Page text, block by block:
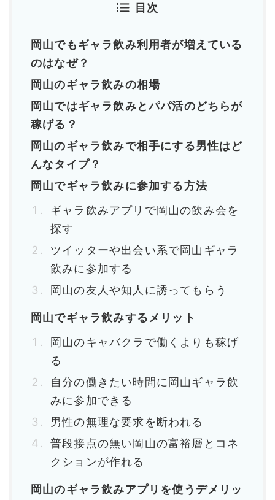
目次
岡山でもギャラ飲み利用者が増えている
のはなぜ？
岡山のギャラ飲みの相場
岡山ではギャラ飲みとパパ活のどちらが
稼げる？
岡山のギャラ飲みで相手にする男性はど
んなタイプ？
岡山でギャラ飲みに参加する方法
ギャラ飲みアプリで岡山の飲み会を
探す
ツイッターや出会い系で岡山ギャラ
飲みに参加する
岡山の友人や知人に誘ってもらう
岡山でギャラ飲みするメリット
岡山のキャバクラで働くよりも稼げ
る
自分の働きたい時間に岡山ギャラ飲
みに参加できる
男性の無理な要求を断われる
普段接点の無い岡山の富裕層とコネ
クションが作れる
岡山のギャラ飲みアプリを使うデメリッ